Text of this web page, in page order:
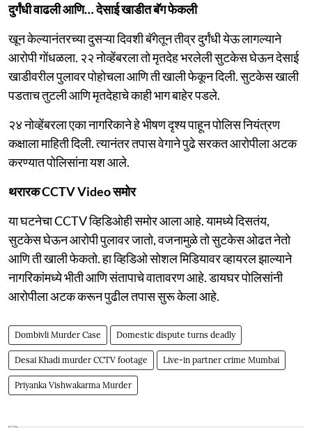
दुर्गंधी वाढली आणि… देसाई खाडीत बॅग फेकली
खून केल्यानंतरच्या दुसऱ्या दिवशी बॅगेतून तीव्र दुर्गंधी येऊ लागल्याने
आरोपी गोंधळला. २२ नोव्हेंबरला तो मृतदेह भरलेली सुटकेस घेऊन देसाई
खाडीवरील पुलावर पोहोचला आणि ती खाली फेकून दिली. सुटकेस खाली
पडताच तुटली आणि मृतदेहाचे काही भाग बाहेर पडले.
२४ नोव्हेंबरला एका नागरिकाने हे भीषण दृश्य पाहून पोलिस नियंत्रण
कक्षाला माहिती दिली. त्यानंतर तपास वेगाने पुढे सरकत आरोपीला अटक
करण्यात पोलिसांना यश आले.
थरारक CCTV Video समोर
या घटनेचा CCTV व्हिडिओही समोर आला आहे. यामध्ये दिसतंय,
सुटकेस घेऊन आरोपी पुलावर जातो, वजनामुळे तो सुटकेस ओढत नेतो
आणि ती खाली फेकतो. हा व्हिडिओ सोशल मिडियावर व्हायरल झाल्याने
नागरिकांमध्ये भीती आणि संतापाचे वातावरण आहे. डायघर पोलिसांनी
आरोपीला अटक करून पुढील तपास सुरू केला आहे.
Dombivli Murder Case Domestic dispute turns deadly
Desai Khadi murder CCTV footage Live-in partner crime Mumbai
Priyanka Vishwakarma Murder